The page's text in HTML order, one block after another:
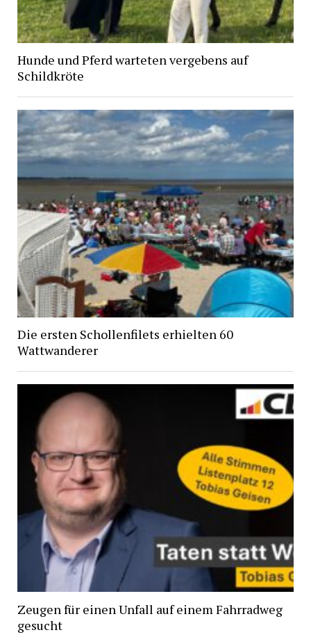
Hunde und Pferd warteten vergebens auf
Schildkröte
Die ersten Schollenfilets erhielten 60
Wattwanderer
Zeugen für einen Unfall auf einem Fahrradweg
gesucht